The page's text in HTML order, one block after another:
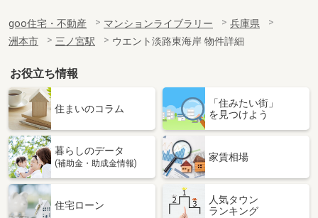
goo住宅・不動産 マンションライブラリー
兵庫県
洲本市
三ノ宮駅 ウエント淡路東海岸 物件詳細
お役立ち情報
住まいのコラム
「住みたい街」
を見つけよう
暮らしのデータ
(補助金・助成金情報)
家賃相場
住宅ローン
人気タウン
ランキング